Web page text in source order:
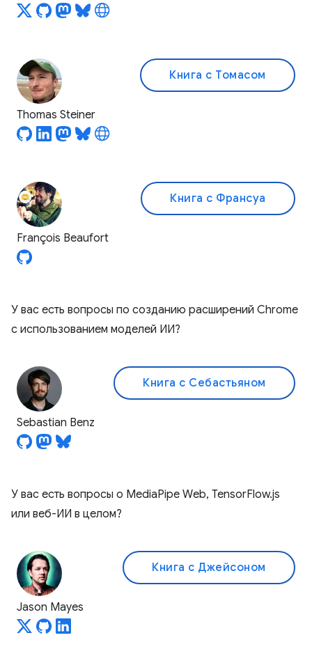
Thomas Steiner
Книга с Томасом
François Beaufort
Книга с Франсуа
У вас есть вопросы по созданию расширений Chrome
с использованием моделей ИИ?
Sebastian Benz
Книга с Себастьяном
У вас есть вопросы о MediaPipe Web, TensorFlow.js
или веб-ИИ в целом?
Jason Mayes
Книга с Джейсоном